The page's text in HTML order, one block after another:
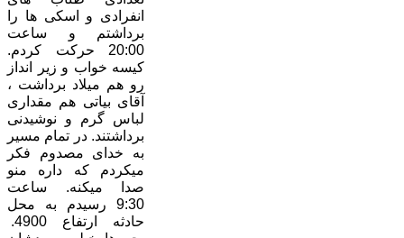
انفرادی و اسکی ها را
برداشتم و ساعت
20:00 حرکت کردم.
کیسه خواب و زیر انداز
رو هم میلاد برداشت ،
آقای بیاتی هم مقداری
لباس گرم و نوشیدنی
برداشتند. در تمام مسیر
به خدای مصدوم فکر
میکردم که داره منو
صدا میکنه. ساعت
9:30 رسیدم به محل
حادثه ارتفاع 4900.